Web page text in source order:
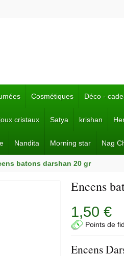
Cosmétiques Déco -
cristaux Satya krishan
Nandita Morning star Nag
batons darshan 20 gr
Encens
1,50 €
Points de
Encens